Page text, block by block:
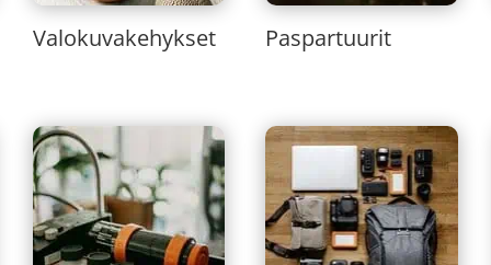
Valokuvakehykset Paspartuurit